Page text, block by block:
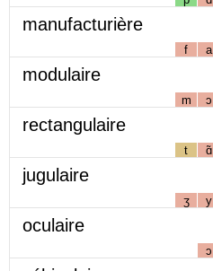
manufacturière
f a
modulaire
m ɔ
rectangulaire
t ɑ̃
jugulaire
ʒ y
oculaire
ɔ